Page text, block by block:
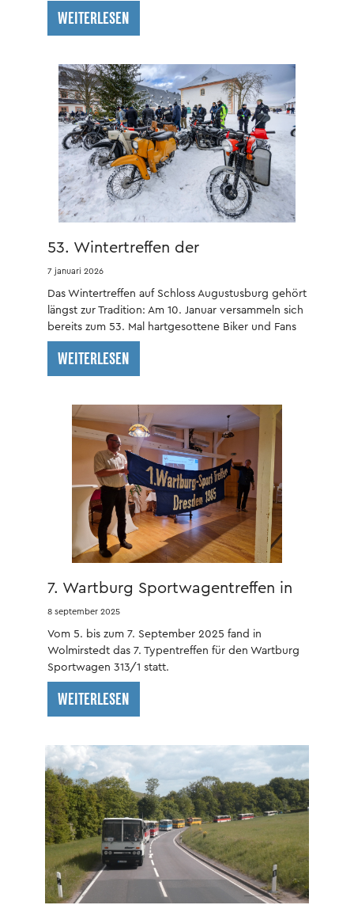
WEITERLESEN
53. Wintertreffen der
Motorradfahrer auf Schloss
Augustusburg
7 januari 2026
Das Wintertreffen auf Schloss Augustusburg gehört
längst zur Tradition: Am 10. Januar versammeln sich
bereits zum 53. Mal hartgesottene Biker und Fans
gelebter Motorradkultur zum winterlichen
Jahresauftakt in kurfürstlicher Kulisse.
WEITERLESEN
7. Wartburg Sportwagentreffen in
Wolmirstedt
8 september 2025
Vom 5. bis zum 7. September 2025 fand in
Wolmirstedt das 7. Typentreffen für den Wartburg
Sportwagen 313/1 statt.
WEITERLESEN